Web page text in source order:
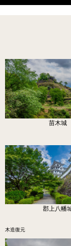
苗木城
郡上八幡
木造復元